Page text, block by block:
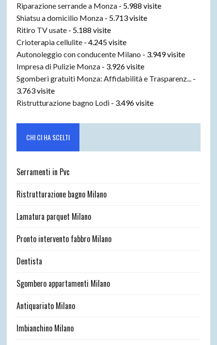
Riparazione serrande a Monza- 5.988 visite
Shiatsu a domicilio Monza- 5.713 visite
Ritiro TV usate- 5.188 visite
Crioterapia cellulite- 4.245 visite
Autonoleggio con conducente Milano - 3.949 visite
Impresa di Pulizie Monza- 3.926 visite
Sgomberi gratuiti Monza: Affidabilità e Trasparenz...-
3.763 visite
Ristrutturazione bagno Lodi- 3.496 visite
CHI CI HA SCELTI
Serramenti in Pvc
Ristrutturazione bagno Milano
Lamatura parquet Milano
Pronto intervento fabbro Milano
Dentista
Sgombero appartamenti Milano
Antiquariato Milano
Imbianchino Milano